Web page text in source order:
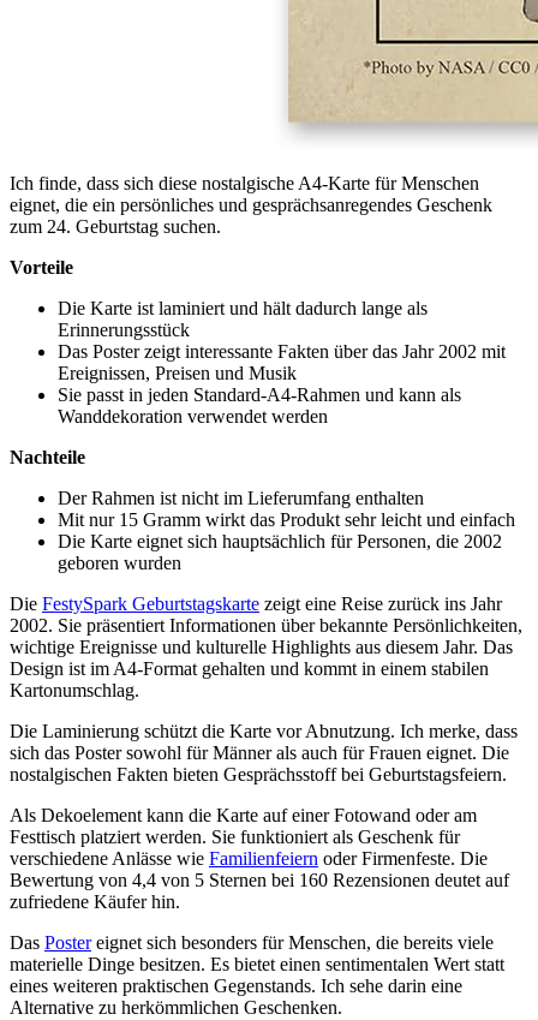
Ich finde, dass sich diese nostalgische A4-Karte für Menschen
eignet, die ein persönliches und gesprächsanregendes Geschenk
zum 24. Geburtstag suchen.
Vorteile
Die Karte ist laminiert und hält dadurch lange als
Erinnerungsstück
Das Poster zeigt interessante Fakten über das Jahr 2002 mit
Ereignissen, Preisen und Musik
Sie passt in jeden Standard-A4-Rahmen und kann als
Wanddekoration verwendet werden
Nachteile
Der Rahmen ist nicht im Lieferumfang enthalten
Mit nur 15 Gramm wirkt das Produkt sehr leicht und einfach
Die Karte eignet sich hauptsächlich für Personen, die 2002
geboren wurden
Die FestySpark Geburtstagskarte zeigt eine Reise zurück ins Jahr
2002. Sie präsentiert Informationen über bekannte Persönlichkeiten,
wichtige Ereignisse und kulturelle Highlights aus diesem Jahr. Das
Design ist im A4-Format gehalten und kommt in einem stabilen
Kartonumschlag.
Die Laminierung schützt die Karte vor Abnutzung. Ich merke, dass
sich das Poster sowohl für Männer als auch für Frauen eignet. Die
nostalgischen Fakten bieten Gesprächsstoff bei Geburtstagsfeiern.
Als Dekoelement kann die Karte auf einer Fotowand oder am
Festtisch platziert werden. Sie funktioniert als Geschenk für
verschiedene Anlässe wie Familienfeiern oder Firmenfeste. Die
Bewertung von 4,4 von 5 Sternen bei 160 Rezensionen deutet auf
zufriedene Käufer hin.
Das Postereignet sich besonders für Menschen, die bereits viele
materielle Dinge besitzen. Es bietet einen sentimentalen Wert statt
eines weiteren praktischen Gegenstands. Ich sehe darin eine
Alternative zu herkömmlichen Geschenken.